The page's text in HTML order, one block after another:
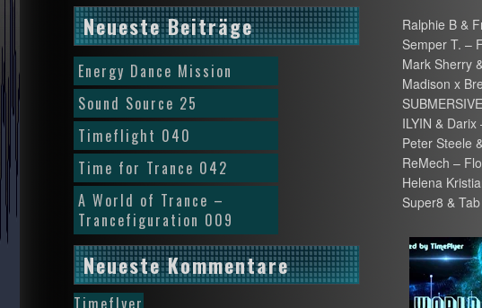
Ralphie B &
Semper T. –
Mark Sherry
Madison x
ILYIN &
Peter Steele
ReMech –
Helena
Super8 &
Neueste Beiträge
Energy Dance Mission
Sound Source 25
Timeflight 040
Time for Trance 042
A World of Trance –
Trancefiguration 009
Neueste Kommentare
Timeflyer